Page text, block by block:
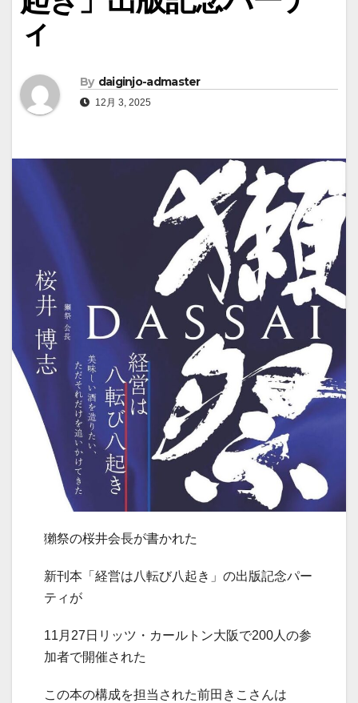
ィ
By daiginjo-admaster
12月 3, 2025
獺祭の桜井会長が書かれた
新刊本「経営は八転び八起き」の出版記念パー
ティが
11月27日リッツ・カールトン大阪で200人の参
加者で開催された
この本の構成を担当された前田きこさんは